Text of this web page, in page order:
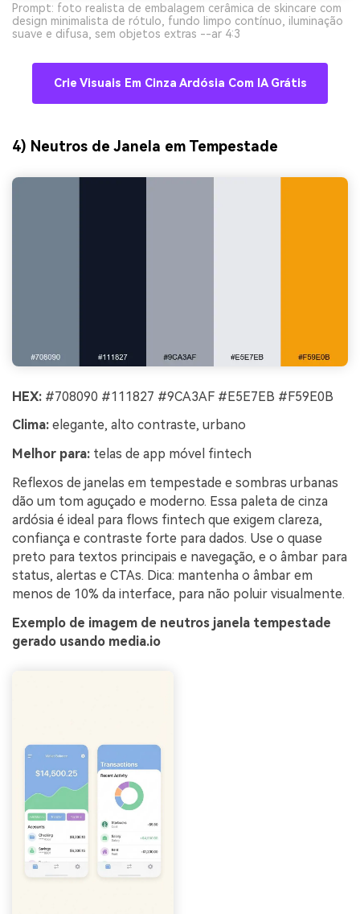
Prompt: foto realista de embalagem cerâmica de skincare com
design minimalista de rótulo, fundo limpo contínuo, iluminação
suave e difusa, sem objetos extras --ar 4:3
Crie Visuais Em Cinza Ardósia Com IA Grátis
4) Neutros de Janela em Tempestade
HEX: #708090 #111827 #9CA3AF #E5E7EB #F59E0B
Clima: elegante, alto contraste, urbano
Melhor para: telas de app móvel fintech
Reflexos de janelas em tempestade e sombras urbanas
dão um tom aguçado e moderno. Essa paleta de cinza
ardósia é ideal para flows fintech que exigem clareza,
confiança e contraste forte para dados. Use o quase
preto para textos principais e navegação, e o âmbar para
status, alertas e CTAs. Dica: mantenha o âmbar em
menos de 10% da interface, para não poluir visualmente.
Exemplo de imagem de neutros janela tempestade
gerado usando media.io